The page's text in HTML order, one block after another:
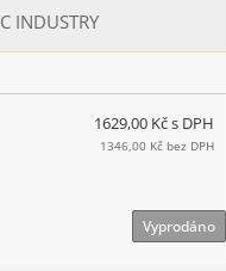
INDUSTRY
1629,00 Kčs DPH
1346,00 Kč bez DPH
Vyprodáno